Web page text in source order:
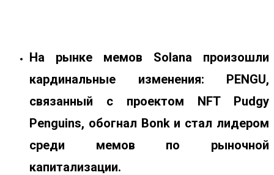
На рынке мемов Solana произошли
кардинальные изменения: PENGU,
связанный с проектом NFT Pudgy
Penguins, обогнал Bonk и стал лидером
среди мемов по рыночной
капитализации.